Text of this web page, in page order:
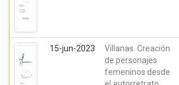
15-jun-2023
Villanas. Creación
de personajes
femeninos desde